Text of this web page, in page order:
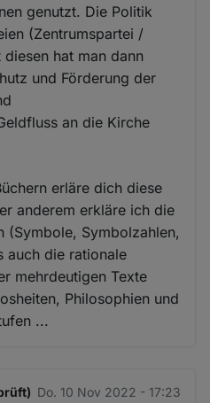
genutzt. Die Politik
(Zentrumspartei /
hat man dann
und Förderung der
an die Kirche
erläre dich diese
anderem erkläre ich die
(Symbole, Symbolzahlen,
auch die rationale
mehrdeutigen Texte
Philosophien und
...
Do. 10 Nov 2022 - 17:23